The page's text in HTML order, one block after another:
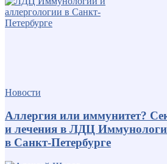
Новости
Аллергия или иммунитет?
и лечения в ЛДЦ
в Санкт-Петербурге